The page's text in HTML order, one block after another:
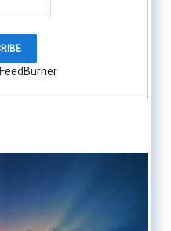
FeedBurner